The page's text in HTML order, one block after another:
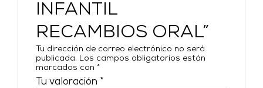
INFANTIL
RECAMBIOS ORAL”
Tu dirección de correo electrónico no será
publicada. Los campos obligatorios están
marcados con*
Tu valoración *